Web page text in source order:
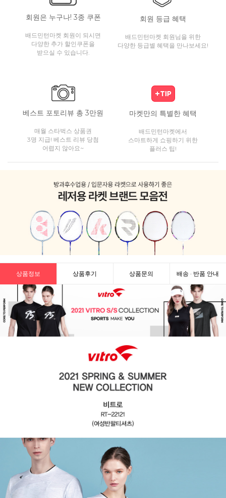
회원은 누구나! 3종 쿠폰
배드민턴마켓 회원이 되시면
다양한 추가 할인쿠폰을
받으실 수 있습니다.
회원 등급 혜택
배드민턴마켓 회원님을 위한
다양한 등급별 혜택을 만나보세요!
베스트 포토리뷰 총 3만원
매월 스타벅스 상품권
3명 지급! 베스트 리뷰 당첨
어렵지 않아요~
마켓만의 특별한 혜택
배드민턴마켓에서
스마트하게 쇼핑하기 위한
플러스 팁!
상품정보 상품후기 상품문의 배송 · 반품 안내